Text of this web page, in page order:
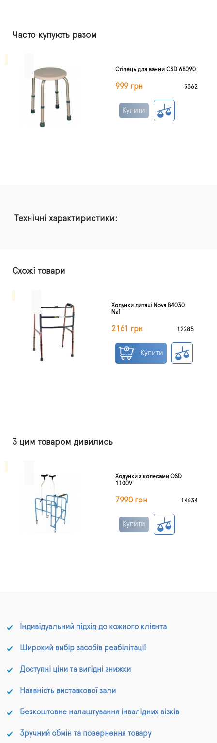
Часто купують разом
Стілець для ванни OSD 68090
999 грн 3362
Купити
Технічні характиристики:
Схожі товари
Ходунки дитячі Nova B4030
№1
2161 грн 12285
Купити
З цим товаром дивились
Ходунки з колесами OSD
1100V
7990 грн 14634
Купити
Індивідуальний підхід до кожного клієнта
Широкий вибір засобів реабілітації
Доступні ціни та вигідні знижки
Наявність виставкової зали
Безкоштовне налаштування інвалідних візків
Зручний обмін та повернення товару